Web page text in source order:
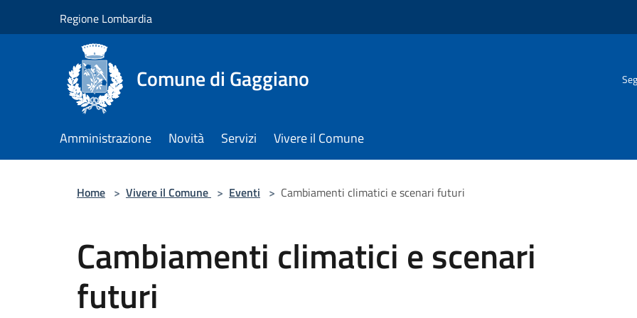
Regione Lombardia
Comune di Gaggiano
Amministrazione Novità Servizi Vivere il Comune
Home > Vivere il Comune > Eventi > Cambiamenti climatici e scenari futuri
Cambiamenti climatici e scenari
futuri